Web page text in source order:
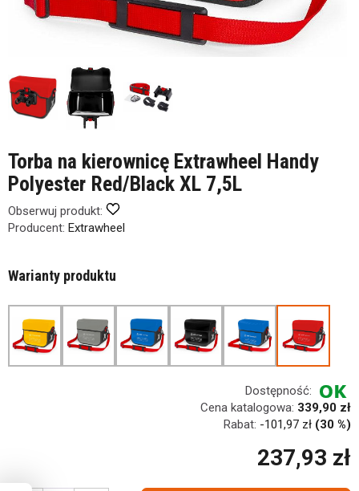
Torba na kierownicę Extrawheel Handy
Polyester Red/Black XL 7,5L
Obserwuj produkt:
Producent: Extrawheel
Warianty produktu
Dostępność:
Cena katalogowa: 339,90 zł
Rabat: -101,97 zł (30 %)
237,93 zł